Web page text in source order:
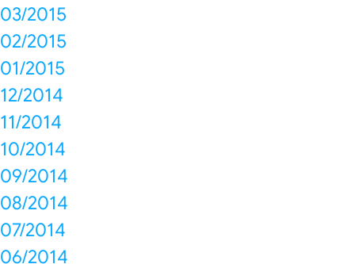
03/2015
02/2015
01/2015
12/2014
11/2014
10/2014
09/2014
08/2014
07/2014
06/2014